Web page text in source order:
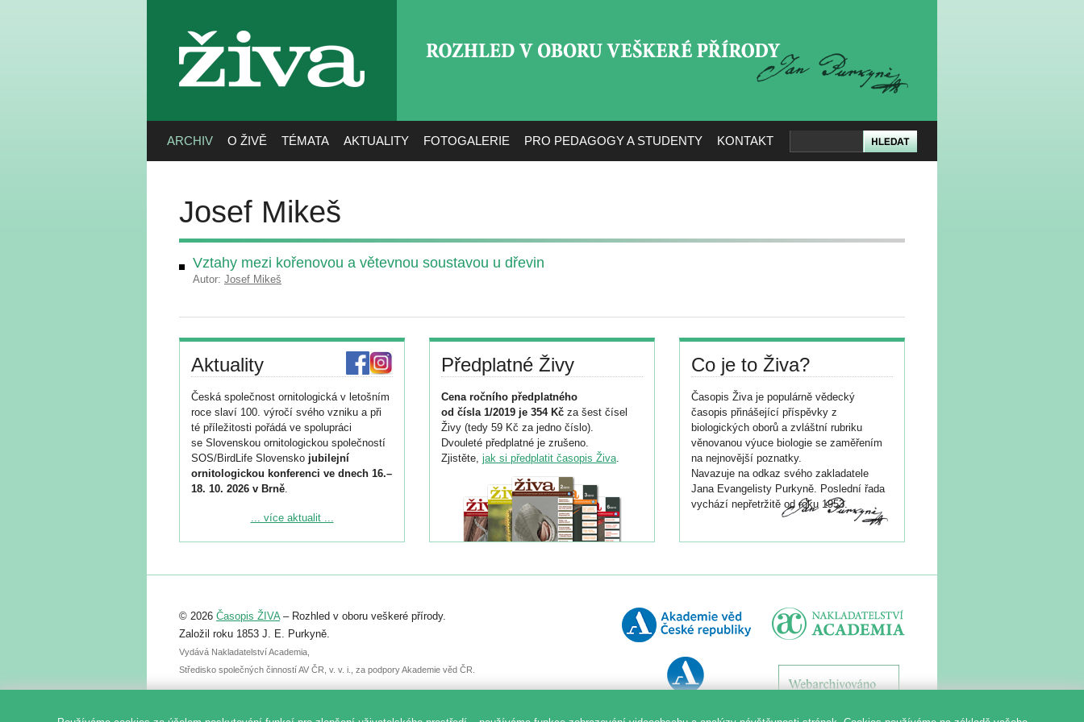
živa
ARCHIV O ŽIVĚ TÉMATA AKTUALITY FOTOGALERIE PRO PEDAGOGY A STUDENTY KONTAKT
Josef Mikeš
Vztahy mezi kořenovou a větevnou soustavou u dřevin
Autor: Josef Mikeš
Aktuality
Česká společnost ornitologická v letošním
roce slaví 100. výročí svého vzniku a při
té příležitosti pořádá ve spolupráci
se Slovenskou ornitologickou společností
SOS/BirdLife Slovensko jubilejní
ornitologickou konferenci ve dnech 16.–
18. 10. 2026 v Brně.
Podrobnější informace ke konferenci
Registrovat se můžete do 6. září.
abstraktu přihlášené přednášky nebo
posteru je už 30. června.
... více aktualit ...
Předplatné Živy
Cena ročního předplatného
od čísla 1/2019 je 354 Kč za šest čísel
Živy (tedy 59 Kč za jedno číslo).
Dvouleté předplatné je zrušeno.
Zjistěte, jak si předplatit časopis Živa.
Co je to Živa?
Časopis Živa je populárně vědecký
časopis přinášející příspěvky z
biologických oborů a zvláštní rubriku
věnovanou výuce biologie se zaměřením
na nejnovější poznatky.
Navazuje na odkaz svého zakladatele
Jana Evangelisty Purkyně. Poslední řada
vychází nepřetržitě od roku 1953.
© 2026 Časopis ŽIVA– Rozhled v oboru veškeré přírody.
Založil roku 1853 J. E. Purkyně.
Vydává Nakladatelství Academia,
Středisko společných činností AV ČR, v. v. i., za podpory Akademie věd ČR.